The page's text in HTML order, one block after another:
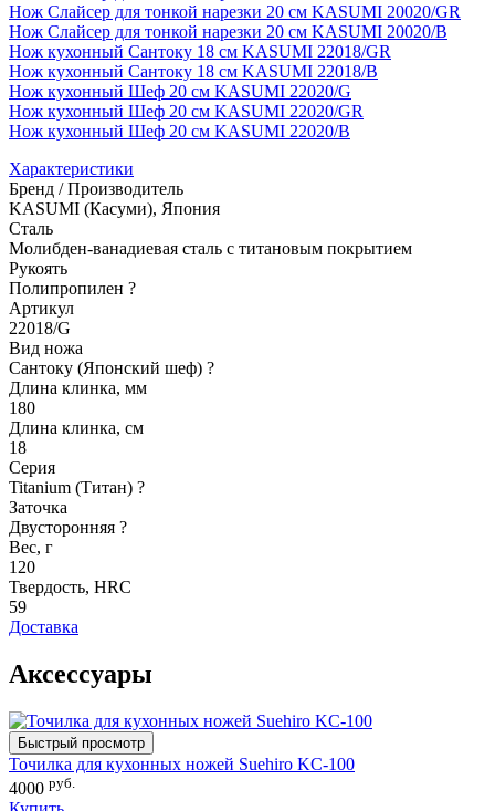
Нож Слайсер для тонкой нарезки 20 см KASUMI 20020/GR
Нож Слайсер для тонкой нарезки 20 см KASUMI 20020/B
Нож кухонный Сантоку 18 см KASUMI 22018/GR
Нож кухонный Сантоку 18 см KASUMI 22018/B
Нож кухонный Шеф 20 см KASUMI 22020/G
Нож кухонный Шеф 20 см KASUMI 22020/GR
Нож кухонный Шеф 20 см KASUMI 22020/B
Характеристики
Бренд / Производитель
KASUMI (Касуми), Япония
Сталь
Молибден-ванадиевая сталь с титановым покрытием
Рукоять
Полипропилен ?
Артикул
22018/G
Вид ножа
Сантоку (Японский шеф) ?
Длина клинка, мм
180
Длина клинка, см
18
Серия
Titanium (Титан) ?
Заточка
Двусторонняя ?
Вес, г
120
Твердость, HRC
59
Доставка
Аксессуары
Быстрый просмотр
Точилка для кухонных ножей Suehiro KC-100
4000 руб.